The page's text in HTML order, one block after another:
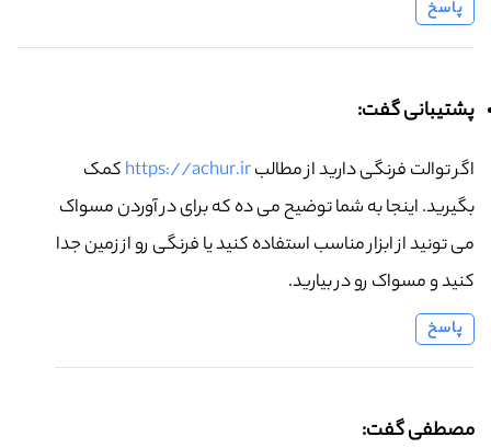
پاسخ
پشتیبانی گفت:
اگر توالت فرنگی دارید از مطالبhttps://achur.irکمک
بگیرید. اینجا به شما توضیح می ده که برای در آوردن مسواک
می تونید از ابزار مناسب استفاده کنید یا فرنگی رو از زمین جدا
کنید و مسواک رو در بیارید.
پاسخ
مصطفی گفت: